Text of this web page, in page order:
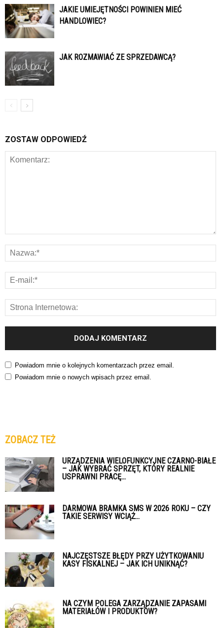
JAKIE UMIEJĘTNOŚCI POWINIEN MIEĆ
HANDLOWIEC?
JAK ROZMAWIAĆ ZE SPRZEDAWCĄ?
ZOSTAW ODPOWIEDŹ
Powiadom mnie o kolejnych komentarzach przez email.
Powiadom mnie o nowych wpisach przez email.
ZOBACZ TEŻ
URZĄDZENIA WIELOFUNKCYJNE CZARNO-BIAŁE
– JAK WYBRAĆ SPRZĘT, KTÓRY REALNIE
USPRAWNI PRACĘ...
DARMOWA BRAMKA SMS W 2026 ROKU – CZY
TAKIE SERWISY WCIĄŻ...
NAJCZĘSTSZE BŁĘDY PRZY UŻYTKOWANIU
KASY FISKALNEJ – JAK ICH UNIKNĄĆ?
NA CZYM POLEGA ZARZĄDZANIE ZAPASAMI
MATERIAŁÓW I PRODUKTÓW?